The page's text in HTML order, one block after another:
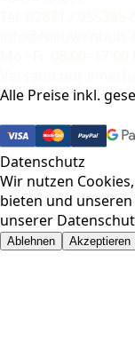
Alle Preise inkl.
Datenschutz
Wir nutzen
bieten und
unserer
Ablehnen Akzeptieren